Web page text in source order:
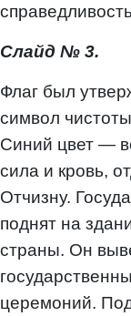
Слайд № 3.
Флаг был
символ
Синий цвет —
сила и кровь,
Отчизну.
поднят на
страны. Он
церемоний.